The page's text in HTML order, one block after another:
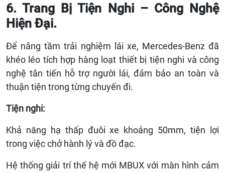
6. Trang Bị Tiện Nghi – Công Nghệ
Hiện Đại.
Để nâng tầm trải nghiệm lái xe, Mercedes-Benz đã
khéo léo tích hợp hàng loạt thiết bị tiện nghi và công
nghệ tân tiến hỗ trợ người lái, đảm bảo an toàn và
thuận tiện trong từng chuyến đi.
Tiện nghi:
Khả năng hạ thấp đuôi xe khoảng 50mm, tiện lợi
trong việc chở hành lý và đồ đạc.
Hệ thống giải trí thế hệ mới MBUX với màn hình cảm